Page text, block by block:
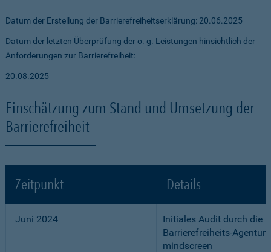
Datum der Erstellung der Barrierefreiheitserklärung: 20.06.2025
Datum der letzten Überprüfung der o. g. Leistungen hinsichtlich der
Anforderungen zur Barrierefreiheit:
20.08.2025
Einschätzung zum Stand und Umsetzung der
Barrierefreiheit
Zeitpunkt Details
Juni 2024
Initiales Audit durch die
Barrierefreiheits-Agentur
mindscreen